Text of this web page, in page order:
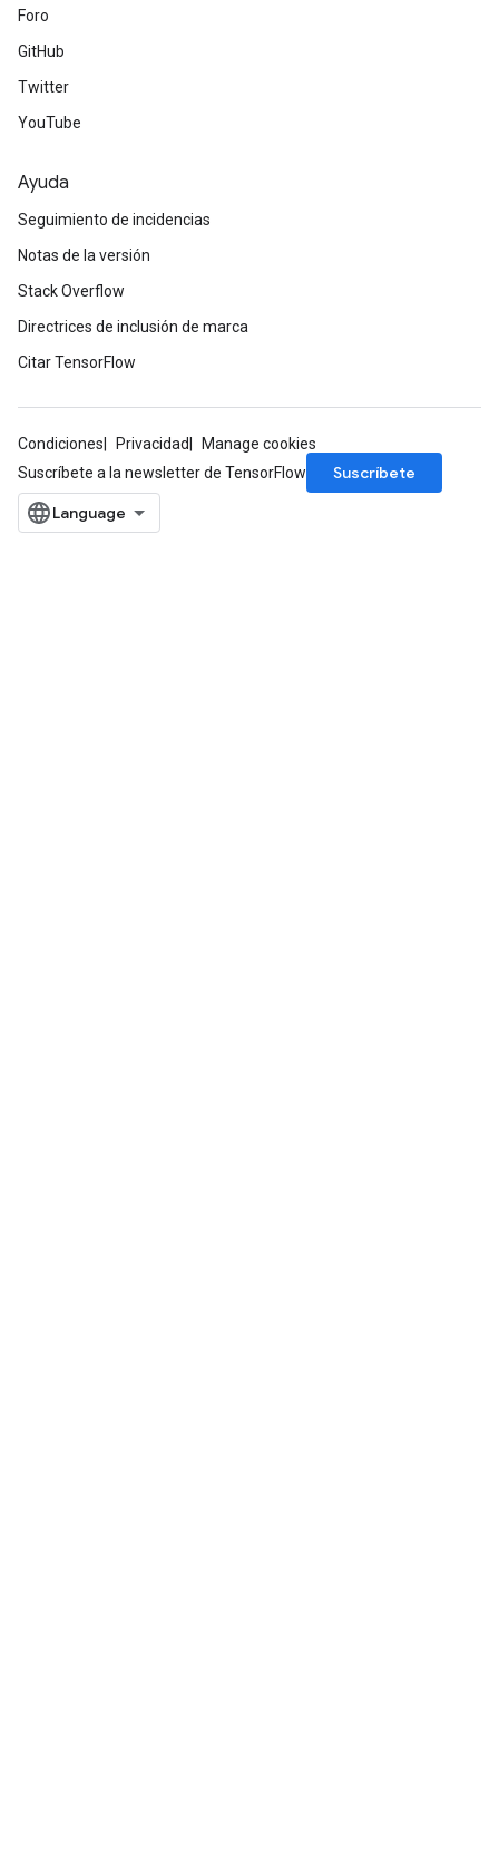
Foro
GitHub
Twitter
YouTube
Ayuda
Seguimiento de incidencias
Notas de la versión
Stack Overflow
Directrices de inclusión de marca
Citar TensorFlow
Condiciones Privacidad
Manage cookies
Suscríbete a la newsletter de TensorFlow
Suscríbete